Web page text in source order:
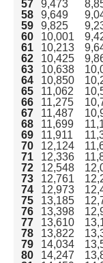
57 9,473
58
9,649
59
9,825
60
10,001
61
10,213
62
10,425
63
10,638
64
10,850
65
11,062
66
11,275
67
11,487
68
11,699
69
11,911
70
12,124
71
12,336
72
12,548
73
12,761
74
12,973
75
13,185
76
13,398
77
13,610
78
13,822
79
14,034
80
14,247
泉南市で水道
ガスや電気も
ー」からがお
泉南市で水道